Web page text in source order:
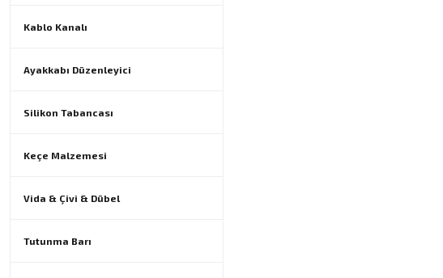
Kablo Kanalı
Ayakkabı Düzenleyici
Silikon Tabancası
Keçe Malzemesi
Vida & Çivi & Dübel
Tutunma Barı